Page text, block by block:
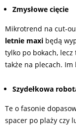
Zmysłowe cięcie
Mikrotrend na cut-
letnie maxi będą
tylko po bokach, lecz
także na plecach. Im
Szydełkowa
Te o fasonie
spacer po plaży czy